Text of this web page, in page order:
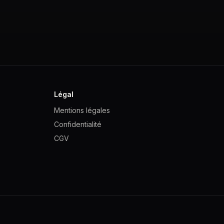
Légal
Mentions légales
Confidentialité
CGV